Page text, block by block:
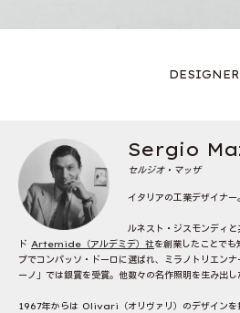
DESIGNER
Sergio
セルジオ・マッザ
イタリアの工業デザイナー。
ルネスト・ジスモンディ
ド Artemide（アルデミデ）社を創業したことで
プでコンパッソ・ドーロに選ばれ、ミラノトリエン
ーノ」では銀賞を受賞。他数々の名作照明を生み出し
1967年からは Olivari（オリヴァリ）のデザインを